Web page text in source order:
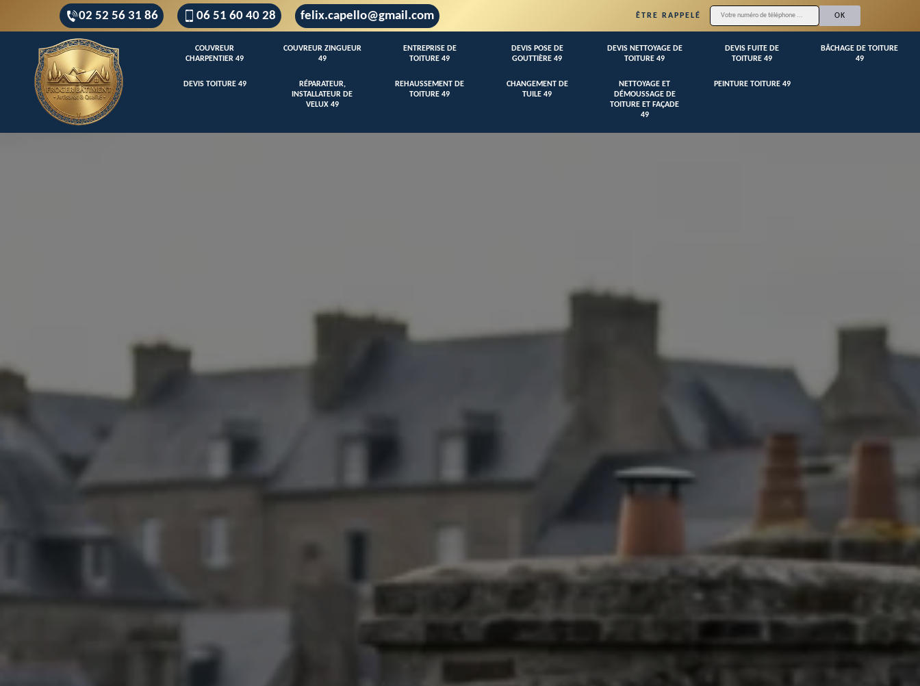
02 52 56 31 86 06 51 60 40 28 felix.capello@gmail.com ÊTRE RAPPELÉ
COUVREUR
CHARPENTIER 49
COUVREUR ZINGUEUR
49
ENTREPRISE DE
TOITURE 49
DEVIS POSE DE
GOUTTIÈRE 49
DEVIS NETTOYAGE DE
TOITURE 49
DEVIS FUITE DE
TOITURE 49
BÂCHAGE DE TOITURE
49
DEVIS TOITURE 49
RÉPARATEUR,
INSTALLATEUR DE
VELUX 49
REHAUSSEMENT DE
TOITURE 49
CHANGEMENT DE
TUILE 49
NETTOYAGE ET
DÉMOUSSAGE DE
TOITURE ET FAÇADE
49
PEINTURE TOITURE 49